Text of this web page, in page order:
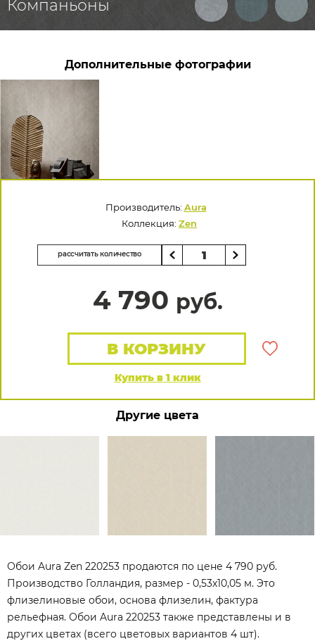
Компаньоны
Дополнительные фотографии
Производитель: Aura
Коллекция: Zen
рассчитать количество
4 790 руб.
Купить в 1 клик
В КОРЗИНУ
Другие цвета
Обои Aura Zen 220253 продаются по цене 4 790 руб.
Производство Голландия, размер - 0,53x10,05 м. Это
флизелиновые обои, основа флизелин, фактура
рельефная. Обои Aura 220253 также представлены и в
других цветах (всего цветовых вариантов 4 шт).